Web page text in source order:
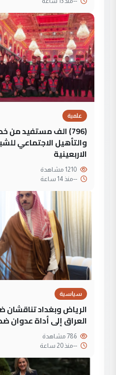
علمية
(796) الف مستفيد
والتأهيل الاجتماعي
الاربعينية
--منذ 14 ساعة
سياسية
الرياض وبغداد
العراق إلى أداة عدوان
--منذ 20 ساعة